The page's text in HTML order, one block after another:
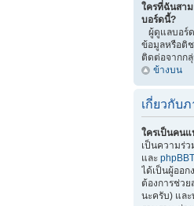
ใครที่ฉันสา
บอร์ดนี้?
ผู้ดูแลบอร์
ข้อมูลหรือติ
ติดต่อจากก
ข้างบน
เกี่ยวกับ
ใครเป็นคน
เป็นความร่
และ
ได้เป็นผู้ออก
ต้องการช่ว
นะครับ) แล